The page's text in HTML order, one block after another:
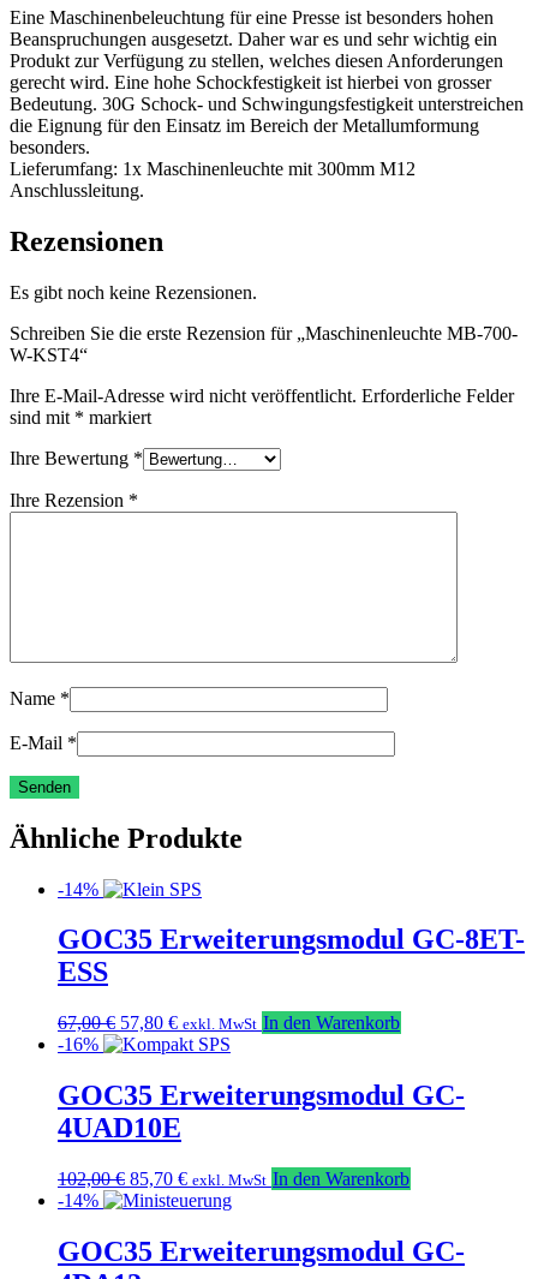
Eine Maschinenbeleuchtung für eine Presse ist besonders hohen
Beanspruchungen ausgesetzt. Daher war es und sehr wichtig ein
Produkt zur Verfügung zu stellen, welches diesen Anforderungen
gerecht wird. Eine hohe Schockfestigkeit ist hierbei von grosser
Bedeutung. 30G Schock- und Schwingungsfestigkeit unterstreichen
die Eignung für den Einsatz im Bereich der Metallumformung
besonders.
Lieferumfang: 1x Maschinenleuchte mit 300mm M12
Anschlussleitung.
Rezensionen
Es gibt noch keine Rezensionen.
Schreiben Sie die erste Rezension für „Maschinenleuchte MB-700-
W-KST4“
Ihre E-Mail-Adresse wird nicht veröffentlicht. Erforderliche Felder
sind mit * markiert
Ihre Bewertung *
Ihre Rezension *
Name *
E-Mail *
Ähnliche Produkte
-14%
GOC35 Erweiterungsmodul GC-8ET-
ESS
67,00€ Ursprünglicher
Preis
67,00 €
57,80 €Aktueller
Preis
57,80 €.
exkl. MwSt In den Warenkorb
-16%
GOC35 Erweiterungsmodul GC-
4UAD10E
102,00€ Ursprünglicher
Preis
102,00 €
85,70 €Aktueller
Preis
85,70 €.
exkl. MwSt In den Warenkorb
-14%
GOC35 Erweiterungsmodul GC-